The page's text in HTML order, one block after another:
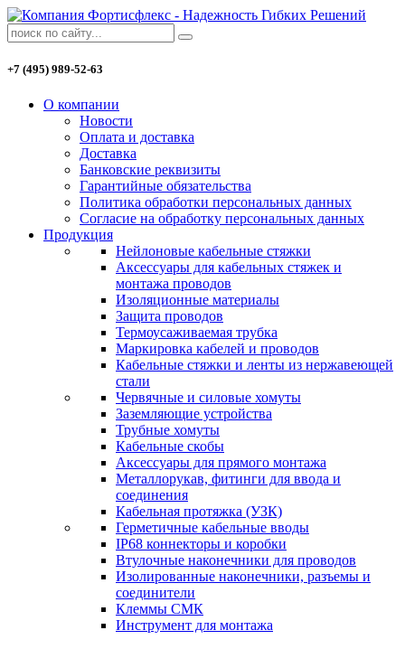
+7 (495) 989-52-63
О компании
Новости
Оплата и доставка
Доставка
Банковские реквизиты
Гарантийные обязательства
Политика обработки персональных данных
Согласие на обработку персональных данных
Продукция
Нейлоновые кабельные стяжки
Аксессуары для кабельных стяжек и
монтажа проводов
Изоляционные материалы
Защита проводов
Термоусаживаемая трубка
Маркировка кабелей и проводов
Кабельные стяжки и ленты из нержавеющей
стали
Червячные и силовые хомуты
Заземляющие устройства
Трубные хомуты
Кабельные скобы
Аксессуары для прямого монтажа
Металлорукав, фитинги для ввода и
соединения
Кабельная протяжка (УЗК)
Герметичные кабельные вводы
IP68 коннекторы и коробки
Втулочные наконечники для проводов
Изолированные наконечники, разъемы и
соединители
Клеммы СМК
Инструмент для монтажа